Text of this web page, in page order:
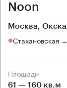
Noon
Москва,
Стахановская
Площади
61 — 160 кв.м